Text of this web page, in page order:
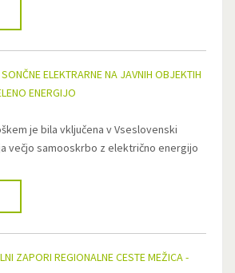
ELEKTRARNE NA JAVNIH OBJEKTIH
ENERGIJO
je bila vključena v Vseslovenski
večjo samooskrbo z električno energijo
ZAPORI REGIONALNE CESTE MEŽICA -